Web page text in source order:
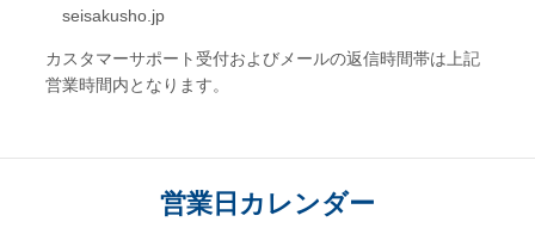
seisakusho.jp
カスタマーサポート受付およびメールの返信時間帯は上記
営業時間内となります。
営業日カレンダー